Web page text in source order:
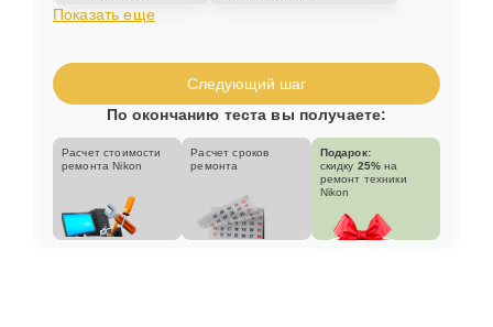
Показать еще
Следующий шаг
По окончанию теста вы получаете:
Расчет стоимости
ремонта Nikon
Расчет сроков
ремонта
Подарок:
скидку 25% на
ремонт техники
Nikon